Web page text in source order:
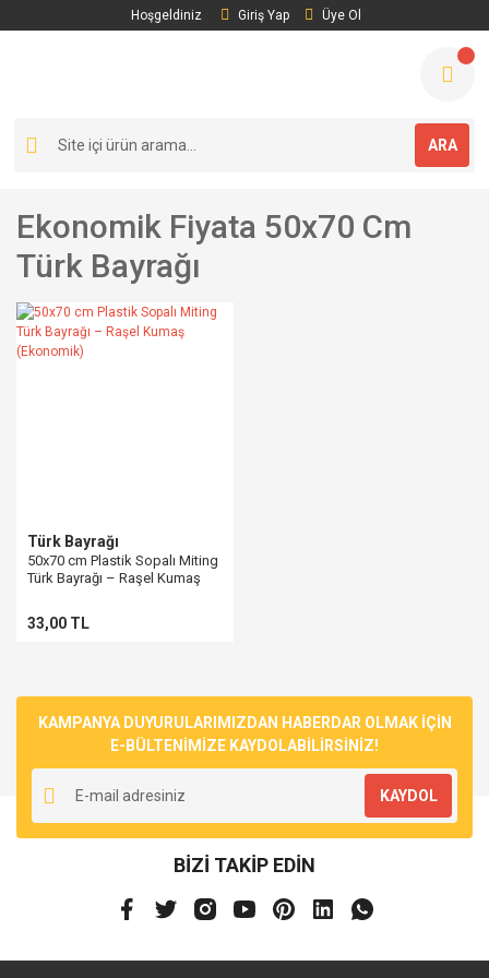
Hoşgeldiniz Giriş Yap Üye Ol
ARA
Ekonomik Fiyata 50x70 Cm
Türk Bayrağı
Türk Bayrağı
50x70 cm Plastik Sopalı Miting
Türk Bayrağı – Raşel Kumaş
33,00 TL
KAMPANYA DUYURULARIMIZDAN HABERDAR OLMAK İÇİN
E-BÜLTENİMİZE KAYDOLABİLİRSİNİZ!
KAYDOL
BİZİ TAKİP EDİN